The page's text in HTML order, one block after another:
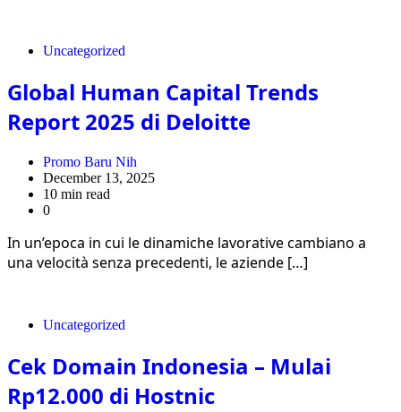
Uncategorized
Global Human Capital Trends
Report 2025 di Deloitte
Promo Baru Nih
December 13, 2025
10 min read
0
In un’epoca in cui le dinamiche lavorative cambiano a
una velocità senza precedenti, le aziende […]
Uncategorized
Cek Domain Indonesia – Mulai
Rp12.000 di Hostnic